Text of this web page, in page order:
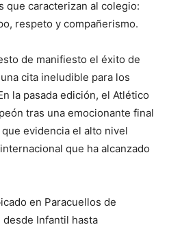
que caracterizan al colegio:
respeto y compañerismo.
de manifiesto el éxito de
cita ineludible para los
la pasada edición, el Atlético
tras una emocionante final
evidencia el alto nivel
que ha alcanzado
en Paracuellos de
Infantil hasta